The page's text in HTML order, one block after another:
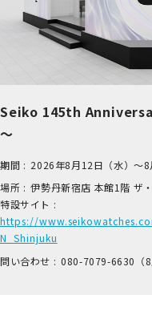
Seiko 145th
～
期間 : 2026年8月12日（水）～8
場所 : 伊​勢丹新宿店 本​館1階 ザ​
特設サイト :
https://
N_Shinjuku
問い合わせ : 0​80-7​079-6​630（8